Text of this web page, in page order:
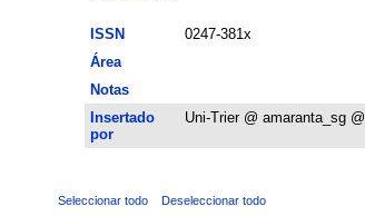
ISSN 0247-381x
Área
Notas
Insertado
por
Uni-Trier @ amaranta_sg @
Seleccionar todo Deseleccionar todo